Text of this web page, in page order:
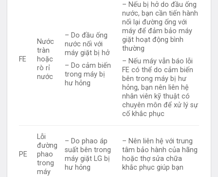
FE
Nước
tràn
hoặc
rò rỉ
nước
– Do đầu ống
nước nối với
máy giặt bị hở
– Do cảm biến
trong máy bị
hư hỏng
– Nếu bị hở do đầu ống
nước, bạn cần tiến hành
nối lại đường ống với
máy để đảm bảo máy
giặt hoạt động bình
thường
– Nếu máy vẫn báo lỗi
FE có thể do cảm biến
bên trong máy bị hư
hỏng, bạn nên liên hệ
nhân viên kỹ thuật có
chuyên môn để xử lý sự
cố khắc phục
PE
Lỗi
đường
phao
trong
máy
– Do phao áp
suất bên trong
máy giặt LG bị
hư hỏng
– Nên liên hệ với trung
tâm bảo hành của hãng
hoặc thợ sửa chữa
khắc phục giúp bạn